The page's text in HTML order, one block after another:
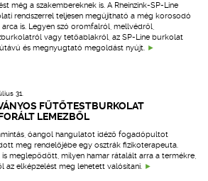
még a szakembereknek is. A Rheinzink-SP-Line
rendszerrel teljesen megújítható a még korosodó
arca is. Legyen szó oromfalról, mellvédről,
vagy tetőablakról, az SP-Line burkolat
és megnyugtató megoldást nyújt.
31.
FŰTŐTESTBURKOLAT
LEMEZBŐL
óangol hangulatot idéző fogadópultot
meg rendelőjébe egy osztrák fizikoterapeuta.
is meglepődött, milyen hamar rátalált arra a termékre,
az elképzelést meg lehetett valósítani.